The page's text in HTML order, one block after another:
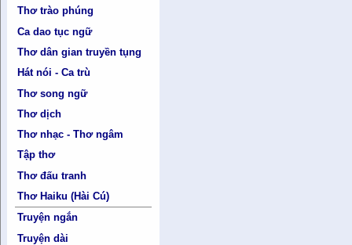
Thơ trào phúng
Ca dao tục ngữ
Thơ dân gian truyền tụng
Hát nói - Ca trù
Thơ song ngữ
Thơ dịch
Thơ nhạc - Thơ ngâm
Tập thơ
Thơ đấu tranh
Thơ Haiku (Hài Cú)
Truyện ngắn
Truyện dài